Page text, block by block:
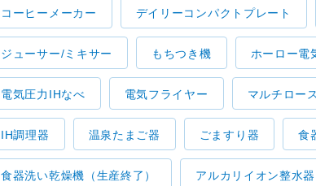
コーヒーメーカー デイリーコンパクトプレート
ジューサー/ミキサー もちつき機 ホーロー電
電気圧力IHなべ 電気フライヤー マルチロー
IH調理器 温泉たまご器 ごますり器 食
食器洗い乾燥機（生産終了） アルカリイオン整水器